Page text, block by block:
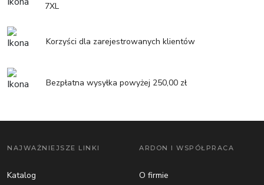
7XL
Korzyści dla zarejestrowanych klientów
Bezpłatna wysyłka powyżej 250,00 zł
NAJWAŻNIEJSZE LINKI
Katalog
ARDON I WSPÓŁPRACA
O firmie